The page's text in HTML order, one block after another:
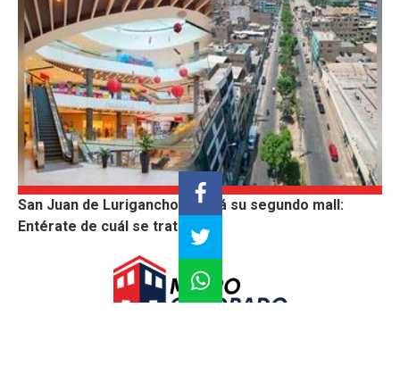
San Juan de Lurigancho tendrá su segundo mall:
Entérate de cuál se trata